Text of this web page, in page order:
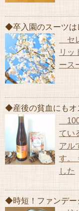
◆卒入園のスーツ
セ
リッ
ース
◆産後の貧血にも
100
てい
アル
す。
した
◆時短！ファンデ